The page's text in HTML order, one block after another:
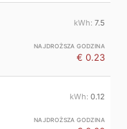
7.5
€ 0.23
0.12